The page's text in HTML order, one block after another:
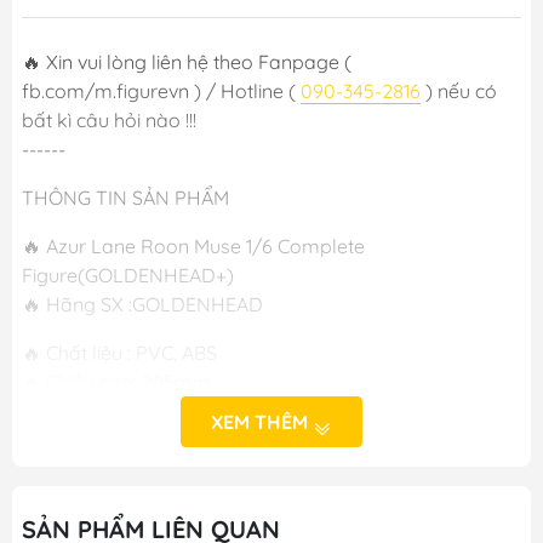
🔥 Xin vui lòng liên hệ theo Fanpage (
fb.com/m.figurevn ) / Hotline ( 090-345-2816 ) nếu có
bất kì câu hỏi nào !!!
------
THÔNG TIN SẢN PHẨM
🔥 Azur Lane Roon Muse 1/6 Complete
Figure(GOLDENHEAD+)
🔥 Hãng SX :GOLDENHEAD
🔥 Phát hành :T6/2024
-----
XEM THÊM
SẢN PHẨM LIÊN QUAN